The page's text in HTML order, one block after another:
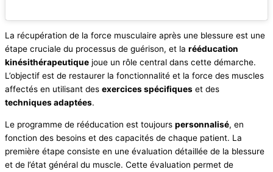
La récupération de la force musculaire après une blessure est une
étape cruciale du processus de guérison, et la rééducation
kinésithérapeutique joue un rôle central dans cette démarche.
L’objectif est de restaurer la fonctionnalité et la force des muscles
affectés en utilisant des exercices spécifiques et des
techniques adaptées.
Le programme de rééducation est toujours personnalisé, en
fonction des besoins et des capacités de chaque patient. La
première étape consiste en une évaluation détaillée de la blessure
et de l’état général du muscle. Cette évaluation permet de